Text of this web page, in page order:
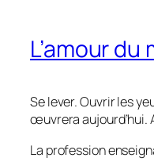
L’amour du
Se lever. Ouvrir les
œuvrera aujourd’hui.
La profession